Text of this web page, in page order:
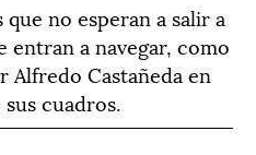
no esperan a salir a
entran a navegar, como
Alfredo Castañeda en
cuadros.